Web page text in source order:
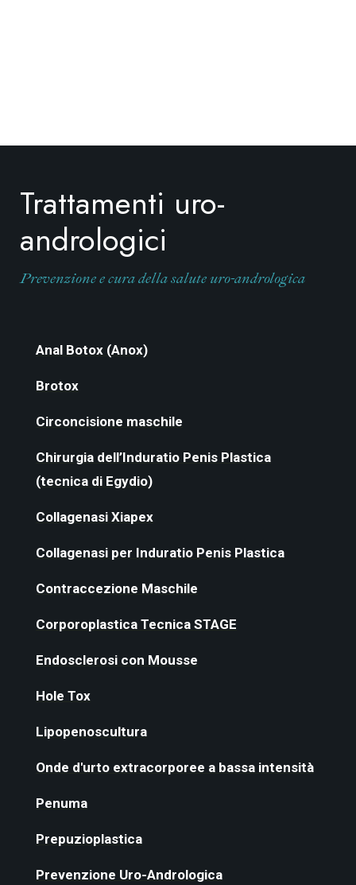
Trattamenti uro-
andrologici
Prevenzione e cura della salute uro-andrologica
Anal Botox (Anox)
Brotox
Circoncisione maschile
Chirurgia dell’Induratio Penis Plastica
(tecnica di Egydio)
Collagenasi Xiapex
Collagenasi per Induratio Penis Plastica
Contraccezione Maschile
Corporoplastica Tecnica STAGE
Endosclerosi con Mousse
Hole Tox
Lipopenoscultura
Onde d'urto extracorporee a bassa intensità
Penuma
Prepuzioplastica
Prevenzione Uro-Andrologica